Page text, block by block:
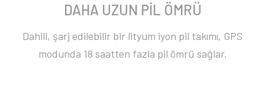
DAHA UZUN PİL ÖMRÜ
Dahili, şarj edilebilir bir lityum iyon pil takımı, GPS
modunda 18 saatten fazla pil ömrü sağlar.